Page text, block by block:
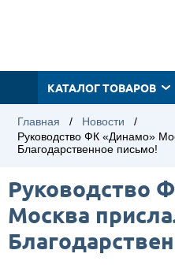
КАТАЛОГ ТОВАРОВ
Главная / Новости
/
Руководство ФК «Динамо»
Благодарственное письмо!
Руководство
Москва